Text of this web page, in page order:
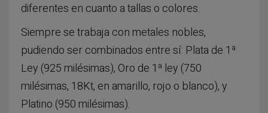
diferentes en cuanto a tallas o colores.
Siempre se trabaja con metales nobles,
pudiendo ser combinados entre sí: Plata de 1ª
Ley (925 milésimas), Oro de 1ª ley (750
milésimas, 18Kt, en amarillo, rojo o blanco), y
Platino (950 milésimas).